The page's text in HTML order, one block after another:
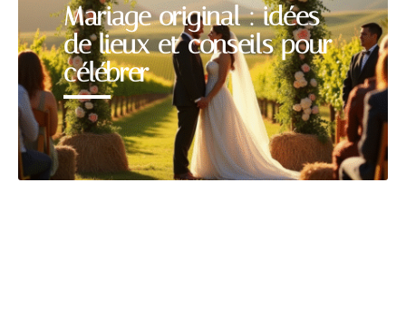
Mariage original : idées
de lieux et conseils pour
célébrer